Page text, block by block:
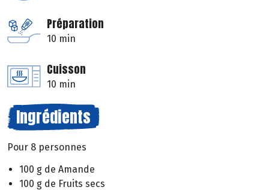
Préparation
10 min
Cuisson
10 min
Ingrédients
Pour 8 personnes
100 g de Amande
100 g de Fruits secs